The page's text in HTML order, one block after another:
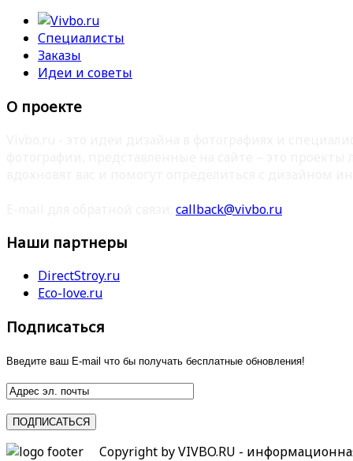
Специалисты
Заказы
Идеи и советы
О проекте
callback@vivbo.ru
Наши партнеры
DirectStroy.ru
Eco-love.ru
Подписаться
Введите ваш E-mail что бы получать бесплатные обновления!
Copyright by VIVBO.RU -